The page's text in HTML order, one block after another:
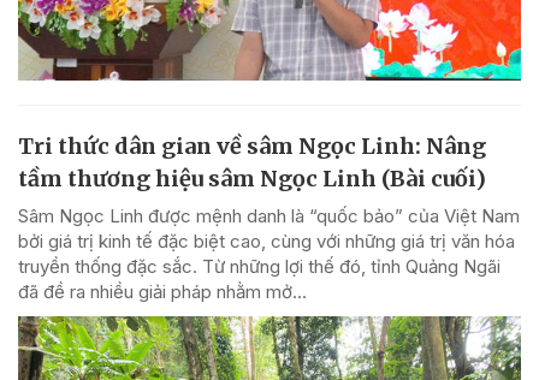
Tri thức dân gian về sâm Ngọc Linh: Nâng
tầm thương hiệu sâm Ngọc Linh (Bài cuối)
Sâm Ngọc Linh được mệnh danh là “quốc bảo” của Việt Nam
bởi giá trị kinh tế đặc biệt cao, cùng với những giá trị văn hóa
truyền thống đặc sắc. Từ những lợi thế đó, tỉnh Quảng Ngãi
đã đề ra nhiều giải pháp nhằm mở...